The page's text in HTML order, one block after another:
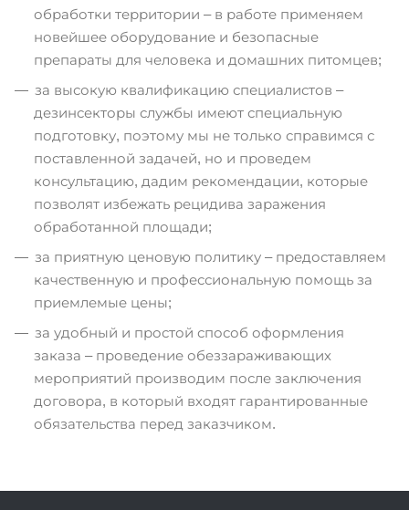
обработки территории – в работе применяем
новейшее оборудование и безопасные
препараты для человека и домашних питомцев;
за высокую квалификацию специалистов –
дезинсекторы службы имеют специальную
подготовку, поэтому мы не только справимся с
поставленной задачей, но и проведем
консультацию, дадим рекомендации, которые
позволят избежать рецидива заражения
обработанной площади;
за приятную ценовую политику – предоставляем
качественную и профессиональную помощь за
приемлемые цены;
за удобный и простой способ оформления
заказа – проведение обеззараживающих
мероприятий производим после заключения
договора, в который входят гарантированные
обязательства перед заказчиком.